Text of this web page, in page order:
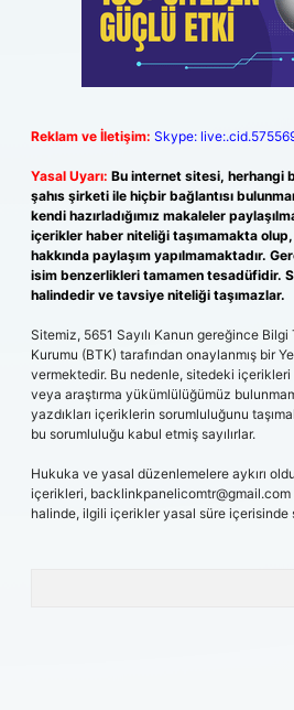
Reklam ve İletişim: Skype:
Yasal Uyarı: Bu internet sitesi, herhangi
şahıs şirketi ile hiçbir bağlantısı
kendi hazırladığımız makaleler
içerikler haber niteliği taşımamakta
hakkında paylaşım yapılmamaktadır.
isim benzerlikleri tamamen tesadüfidir.
halindedir ve tavsiye niteliği taşımazlar.
Sitemiz, 5651 Sayılı Kanun gereğince
Kurumu (BTK) tarafından onaylanmış bir
vermektedir. Bu nedenle, sitedeki
veya araştırma yükümlülüğümüz
yazdıkları içeriklerin sorumluluğunu
bu sorumluluğu kabul etmiş sayılırlar.
Hukuka ve yasal düzenlemelere aykırı
içerikleri, backlinkpanelicomtr@gmail.com
halinde, ilgili içerikler yasal süre içerisinde